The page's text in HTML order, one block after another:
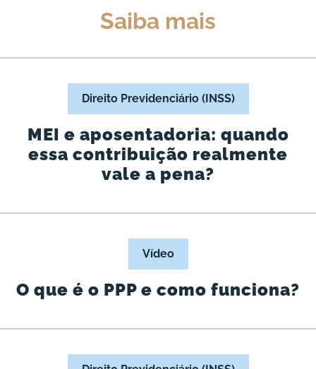
Saiba mais
Direito Previdenciário (INSS)
MEI e aposentadoria: quando
essa contribuição realmente
vale a pena?
Vídeo
O que é o PPP e como funciona?